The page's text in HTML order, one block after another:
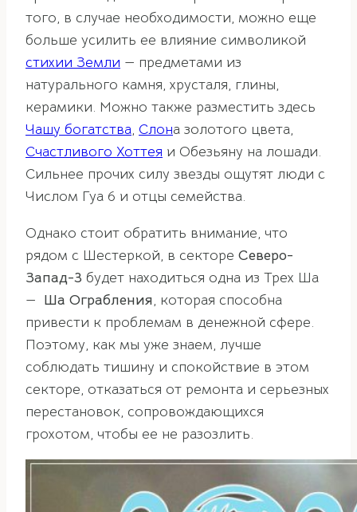
того, в случае необходимости, можно еще
больше усилить ее влияние символикой
стихии Земли — предметами из
натурального камня, хрусталя, глины,
керамики. Можно также разместить здесь
Чашу богатства, Слона золотого цвета,
Счастливого Хоттея и Обезьяну на лошади.
Сильнее прочих силу звезды ощутят люди с
Числом Гуа 6 и отцы семейства.
Однако стоит обратить внимание, что
рядом с Шестеркой, в секторе Северо-
Запад-3 будет находиться одна из Трех Ша
— Ша Ограбления, которая способна
привести к проблемам в денежной сфере.
Поэтому, как мы уже знаем, лучше
соблюдать тишину и спокойствие в этом
секторе, отказаться от ремонта и серьезных
перестановок, сопровождающихся
грохотом, чтобы ее не разозлить.